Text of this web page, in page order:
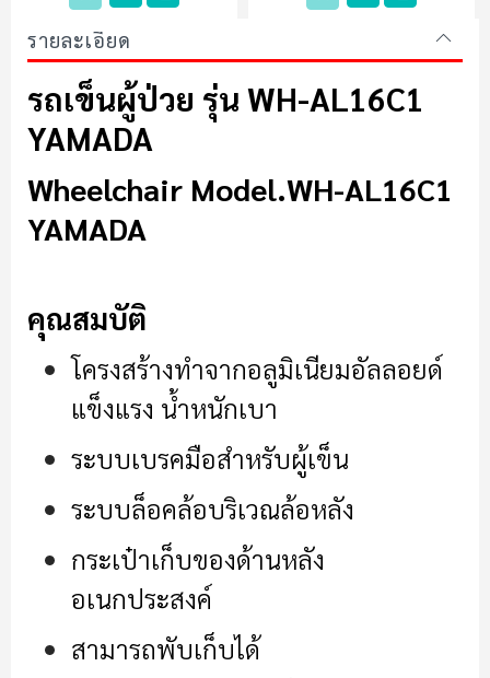
รายละเอียด
รถเข็นผู้ป่วย รุ่น WH-AL16C1
YAMADA
Wheelchair Model.WH-AL16C1
YAMADA
คุณสมบัติ
โครงสร้างทำจากอลูมิเนียมอัลลอยด์
แข็งแรง น้ำหนักเบา
ระบบเบรคมือสำหรับผู้เข็น
ระบบล็อคล้อบริเวณล้อหลัง
กระเป๋าเก็บของด้านหลัง
อเนกประสงค์
สามารถพับเก็บได้